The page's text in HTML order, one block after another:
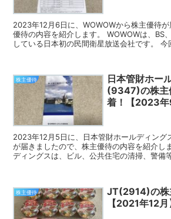
2023年12月6日に、WOWOWから株主優待
優待の内容を紹介します。 WOWOWは、BS
している日本初の民間衛星放送会社です。
株主優待
日本管財ホー
(9347)の株主
着！【2023年
2023年12月5日に、日本管財ホールディング
が届きましたので、株主優待の内容を紹介し
ディングスは、ビル、公共住宅の清掃、警備
株主優待
JT(2914)の株
【2021年12月